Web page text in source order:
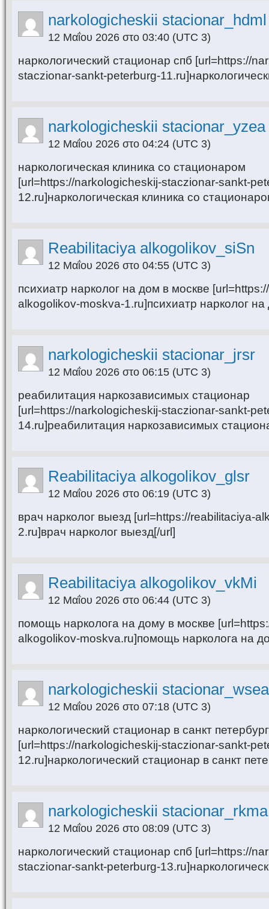
narkologicheskii stacionar_hdml
12 Μαΐου 2026 στο 03:40 (UTC 3)
наркологический стационар спб [url=https://
staczionar-sankt-peterburg-
narkologicheskii stacionar_yzea
12 Μαΐου 2026 στο 04:24 (UTC 3)
наркологическая клиника со стационаром
[url=https://narkologicheskij-staczionar-sankt-
12.ru]наркологическая клиника со
Reabilitaciya alkogolikov_siSn
12 Μαΐου 2026 στο 04:55 (UTC 3)
психиатр нарколог на дом в москве
alkogolikov-moskva-1.ru]психиатр нарколог
narkologicheskii stacionar_jrsr
12 Μαΐου 2026 στο 06:15 (UTC 3)
реабилитация наркозависимых стационар
[url=https://narkologicheskij-staczionar-sankt-
14.ru]реабилитация наркозависимых
Reabilitaciya alkogolikov_glsr
12 Μαΐου 2026 στο 06:19 (UTC 3)
врач нарколог выезд [url=https://reabilitaciya-
2.ru]врач нарколог выезд[/url]
Reabilitaciya alkogolikov_vkMi
12 Μαΐου 2026 στο 06:44 (UTC 3)
помощь нарколога на дому в москве
alkogolikov-moskva.ru]помощь нарколога на
narkologicheskii stacionar_wsea
12 Μαΐου 2026 στο 07:18 (UTC 3)
наркологический стационар в санкт
[url=https://narkologicheskij-staczionar-sankt-
12.ru]наркологический стационар в санкт
narkologicheskii stacionar_rkma
12 Μαΐου 2026 στο 08:09 (UTC 3)
наркологический стационар спб [url=https://
staczionar-sankt-peterburg-